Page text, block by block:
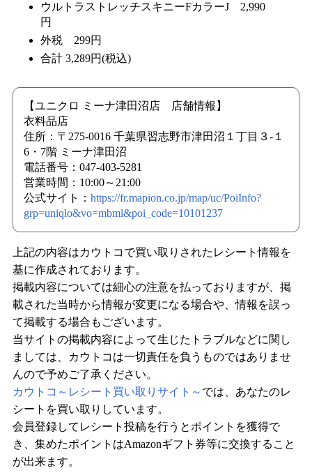
ウルトラストレッチスキニーFカラーJ 2,990
円
外税 299円
合計 3,289円(税込)
【ユニクロ ミーナ津田沼店 店舗情報】
衣料品店
住所：〒275-0016 千葉県習志野市津田沼１丁目３-１
6・7階 ミーナ津田沼
電話番号：047-403-5281
営業時間：10:00～21:00
公式サイト： https://fr.mapion.co.jp/map/uc/PoiInfo?
grp=uniqlo&vo=mbml&poi_code=10101237
上記の内容はカウトコで買い取りされたレシート情報を
基に作成されております。
掲載内容については細心の注意を払っておりますが、掲
載された当時から情報が変更になる場合や、情報を誤っ
て掲載する場合もございます。
当サイトの掲載内容によって生じたトラブルなどに関し
ましては、カウトコは一切責任を負うものではありませ
んので予めご了承ください。
カウトコ～レシート買い取りサイト～ では、あなたのレ
シートを買い取りしています。
会員登録してレシート投稿を行うとポイントを獲得で
き、集めたポイントはAmazonギフト券等に交換すること
が出来ます。